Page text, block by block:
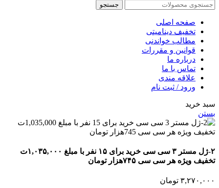
جستجو
صفحه اصلی
تخفیف دینامیتی
مطالب خواندنی
قوانین و مقررات
درباره ما
تماس با ما
علاقه مندی
ورود / ثبت نام
سبد خرید
بستن
۲-ژل مستر ۳ سی سی خرید برای ۱۵ نفر با مبلغ ۱,۰۳۵,۰۰۰ت
تخفیف ویژه هر سی سی ۷۴۵هزار تومان
۳,۲۷۰,۰۰۰ تومان